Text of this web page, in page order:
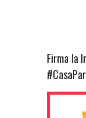
Firma la